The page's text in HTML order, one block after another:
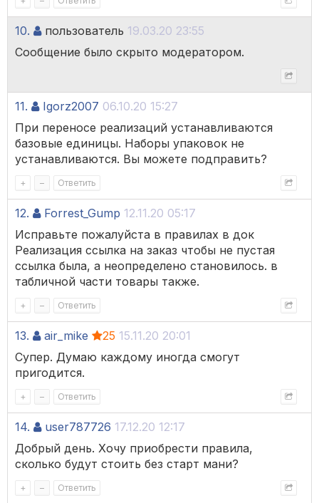
10. пользователь 19.03.20 23:55
Сообщение было скрыто модератором.
11. Igorz2007 06.10.20 15:27
При переносе реализаций устанавливаются
базовые единицы. Наборы упаковок не
устанавливаются. Вы можете подправить?
+ – Ответить
12. Forrest_Gump 12.11.20 05:17
Исправьте пожалуйста в правилах в док
Реализация ссылка на заказ чтобы не пустая
ссылка была, а неопределено становилось. в
табличной части товары также.
+ – Ответить
13. air_mike 25 15.11.20 20:01
Супер. Думаю каждому иногда смогут
пригодится.
+ – Ответить
14. user787726 17.12.20 12:17
Добрый день. Хочу приобрести правила,
сколько будут стоить без старт мани?
+ – Ответить